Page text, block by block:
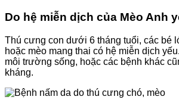
Do hệ miễn dịch của Mèo Anh
Thú cưng con dưới 6 tháng tuổi, các bé
hoặc mèo mang thai có hệ miễn dịch
môi trường sống, hoặc các bệnh khác
kháng.